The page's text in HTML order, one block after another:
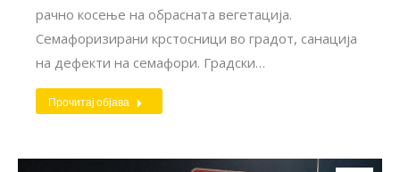
рачно косење на обрасната вегетација.
Семафоризирани крстосници во градот, санација
на дефекти на семафори. Градски…
Прочитај објава